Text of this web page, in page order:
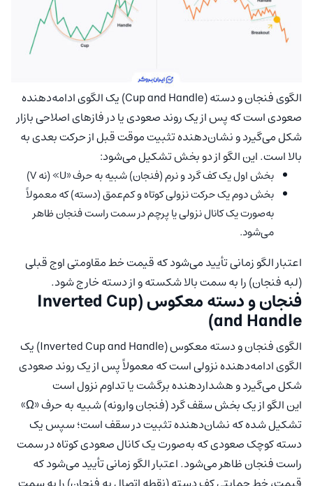
الگوی فنجان و دسته (Cup and Handle) یک الگوی ادامه‌دهنده
صعودی است که پس از یک روند صعودی یا در فازهای اصلاحی بازار
شکل می‌گیرد و نشان‌دهنده تثبیت موقت قبل از حرکت بعدی به
بالا است. این الگو از دو بخش تشکیل می‌شود:
بخش اول یک کف گرد و نرم (فنجان) شبیه به حرف «U» (نه V)
بخش دوم یک حرکت نزولی کوتاه و کم‌عمق (دسته) که معمولاً
به‌صورت یک کانال نزولی یا پرچم در سمت راست فنجان ظاهر
می‌شود.
اعتبار الگو زمانی تأیید می‌شود که قیمت خط مقاومتی اوج قبلی
(لبه فنجان) را به سمت بالا شکسته و از دسته خارج شود.
فنجان و دسته معکوس (Inverted Cup
and Handle)
الگوی فنجان و دسته معکوس (Inverted Cup and Handle) یک
الگوی ادامه‌دهنده نزولی است که معمولاً پس از یک روند صعودی
شکل می‌گیرد و هشداردهنده برگشت یا تداوم نزول است
این الگو از یک بخش سقف گرد (فنجان وارونه) شبیه به حرف «Ω»
تشکیل شده که نشان‌دهنده تثبیت در سقف است؛ سپس یک
دسته کوچک صعودی که به‌صورت یک کانال صعودی کوتاه در سمت
راست فنجان ظاهر می‌شود. اعتبار الگو زمانی تأیید می‌شود که